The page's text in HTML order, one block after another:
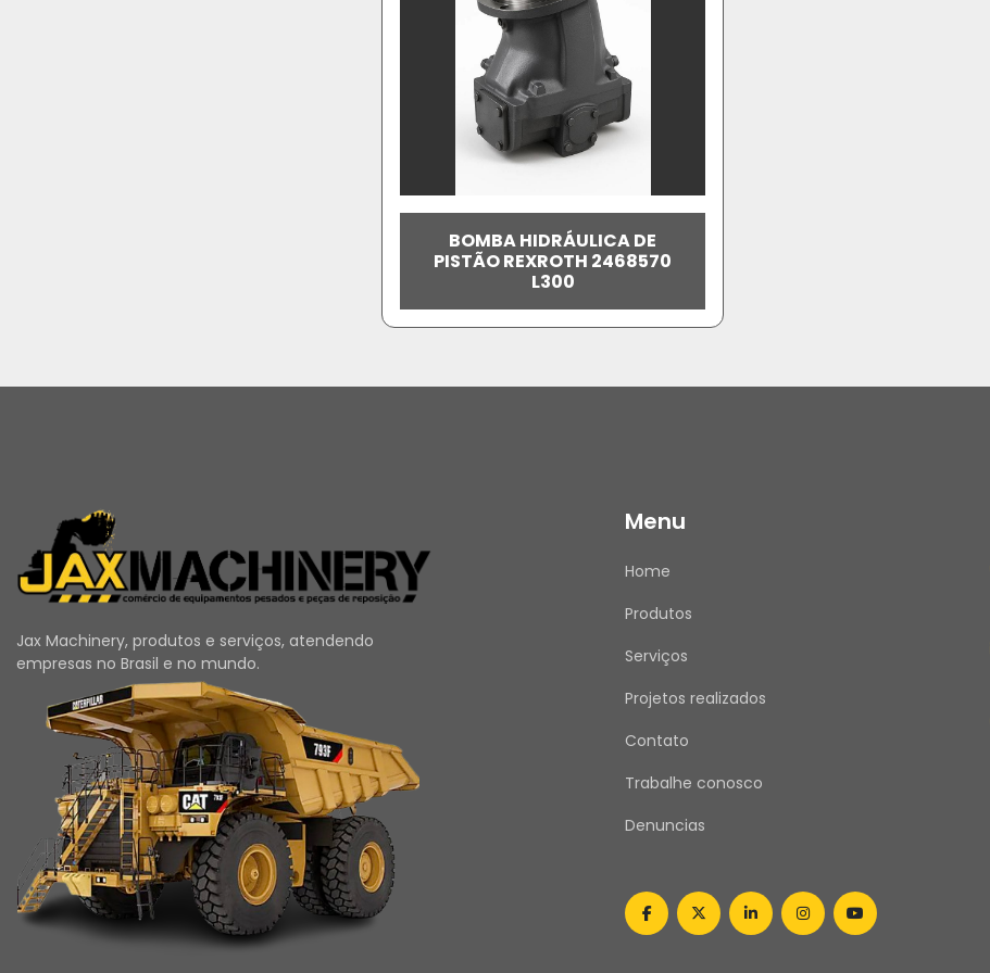
BOMBA HIDRÁULICA DE
PISTÃO REXROTH 2468570
L300
Jax Machinery, produtos e serviços, atendendo
empresas no Brasil e no mundo.
Menu
Home
Produtos
Serviços
Projetos realizados
Contato
Trabalhe conosco
Denuncias
facebooktwitterlinkedininstagramyoutube